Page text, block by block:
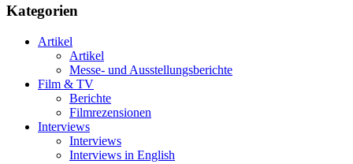
Kategorien
Artikel
Artikel
Messe- und Ausstellungsberichte
Film & TV
Berichte
Filmrezensionen
Interviews
Interviews
Interviews in English